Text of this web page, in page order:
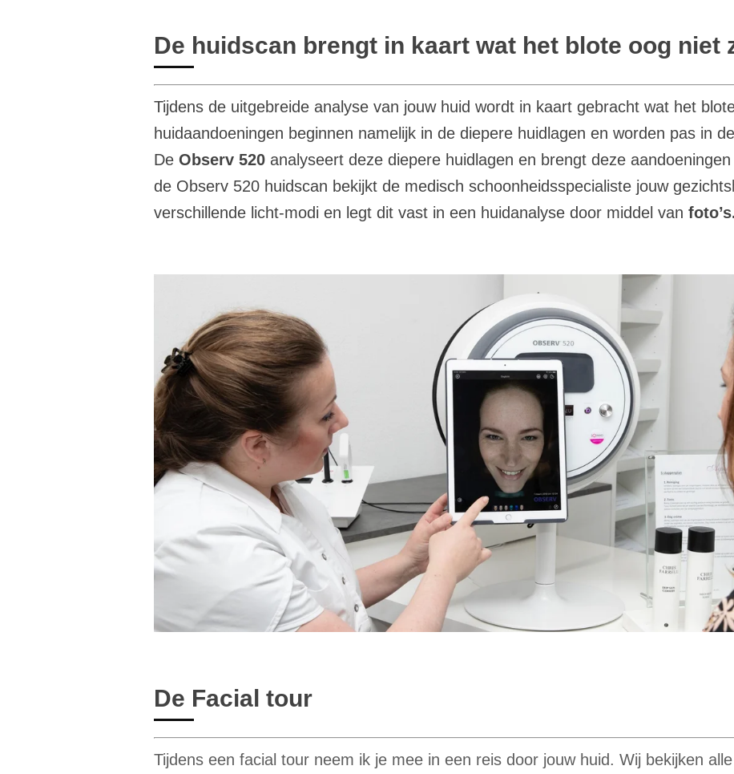
De huidscan brengt in kaart wat het blote oog niet
Tijdens de uitgebreide analyse van jouw huid wordt in kaart gebracht wat het
huidaandoeningen beginnen namelijk in de diepere huidlagen en worden pas in
De Observ 520 analyseert deze diepere huidlagen en brengt deze
de Observ 520 huidscan bekijkt de medisch schoonheidsspecialiste jouw
verschillende licht-modi en legt dit vast in een huidanalyse door middel van
De Facial tour
Tijdens een facial tour neem ik je mee in een reis door jouw huid. Wij bekijken